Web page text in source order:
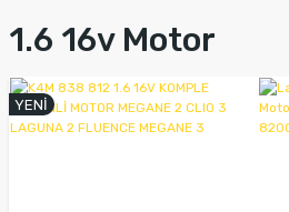
1.6 16v Motor
YENİ